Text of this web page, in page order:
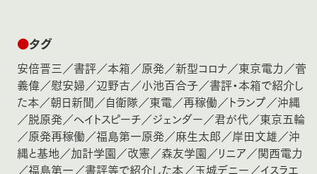
●タグ
安倍晋三 ／書評／本箱／原発／新型コロナ／東京電力 ／菅
義偉／慰安婦／辺野古／小池百合子／書評・本箱で紹介し
た本／朝日新聞／自衛隊／東電／再稼働／トランプ／沖縄
／脱原発／ヘイトスピーチ／ジェンダー／君が代／東京五輪
／原発再稼働／福島第一原発／麻生太郎／岸田文雄／沖
縄と基地／加計学園／改憲／森友学園／リニア／関西電力
／福島第一／書評等で紹介した本／玉城デニー／イスラエ